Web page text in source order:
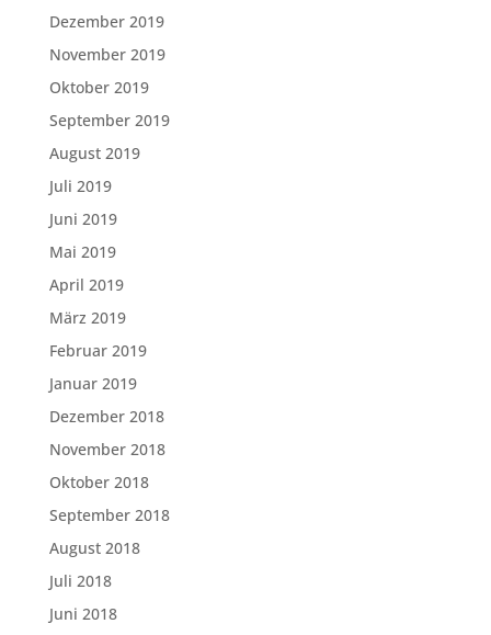
Dezember 2019
November 2019
Oktober 2019
September 2019
August 2019
Juli 2019
Juni 2019
Mai 2019
April 2019
März 2019
Februar 2019
Januar 2019
Dezember 2018
November 2018
Oktober 2018
September 2018
August 2018
Juli 2018
Juni 2018